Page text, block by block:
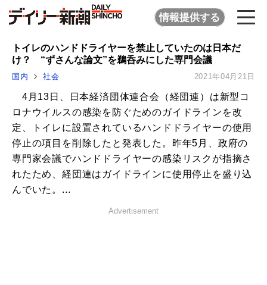
情報提供する
トイレのハンドドライヤーを禁止していたのは日本だ
け？ “ずさんな論文”を鵜呑みにした専門会議
国内 社会 2021年04月21日
4月13日、日本経済団体連合会（経団連）は新型コ
ロナウイルスの感染を防ぐためのガイドラインを改
定、トイレに設置されているハンドドライヤーの使用
停止の項目を削除したと発表した。昨年5月、政府の
専門家会議でハンドドライヤーの感染リスクが指摘さ
れたため、経団連はガイドラインに使用停止を盛り込
んでいた。...
Advertisement